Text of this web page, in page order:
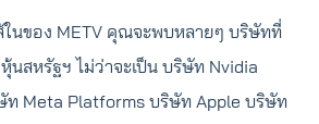
ในของ METV คุณจะพบหลายๆ บริษัทที่
สหรัฐฯ ไม่ว่าจะเป็น บริษัท Nvidia
Meta Platforms บริษัท Apple บริษัท